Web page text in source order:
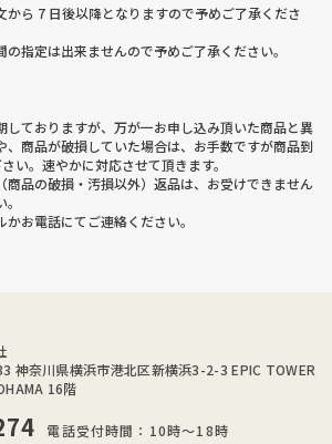
ら 7 日後以降となりますので予めご了承くださ
指定は出来ませんので予めご了承ください。
しておりますが、万が一お申し込み頂いた商品と異
、商品が破損していた場合は、お手数ですが商品到
い。速やかに対応させて頂きます。
商品の破損・汚損以外）返品は、お受けできません
お電話にてご連絡ください。
神奈川県横浜市港北区新横浜3-2-3 EPIC TOWER
16階
電話受付時間：10時～18時